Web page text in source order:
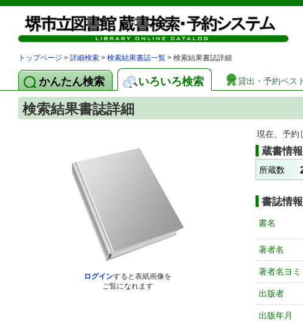
図
トップページ > 詳細検索 > 検索結果書誌一覧 > 検索結果書誌詳細
かんたん検索 いろいろ検索 貸出・予約ベス
検索結果書誌詳細
ログインすると表紙画像を
ご覧になれます
現在、予約
蔵書情報
所蔵数
書誌情報
書名
著者名
著者名ヨミ
出版者
出版年月